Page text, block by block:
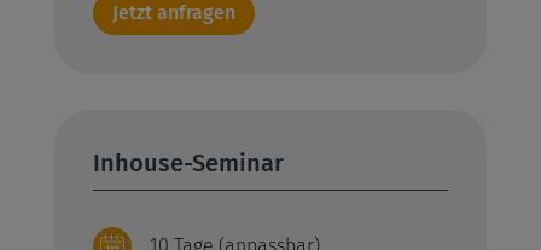
Jetzt anfragen
Inhouse-Seminar